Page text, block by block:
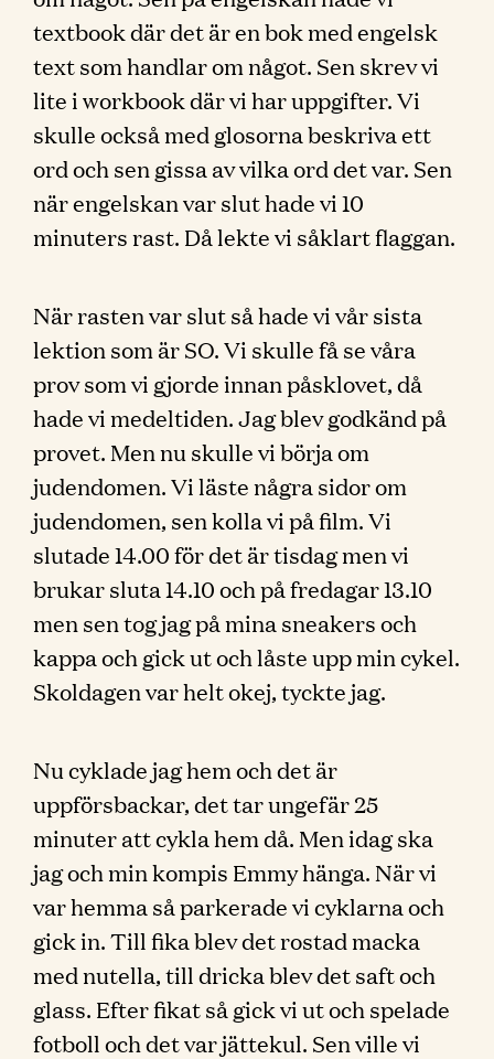
textbook där det är en bok med engelsk
text som handlar om något. Sen skrev vi
lite i workbook där vi har uppgifter. Vi
skulle också med glosorna beskriva ett
ord och sen gissa av vilka ord det var. Sen
när engelskan var slut hade vi 10
minuters rast. Då lekte vi såklart flaggan.
När rasten var slut så hade vi vår sista
lektion som är SO. Vi skulle få se våra
prov som vi gjorde innan påsklovet, då
hade vi medeltiden. Jag blev godkänd på
provet. Men nu skulle vi börja om
judendomen. Vi läste några sidor om
judendomen, sen kolla vi på film. Vi
slutade 14.00 för det är tisdag men vi
brukar sluta 14.10 och på fredagar 13.10
men sen tog jag på mina sneakers och
kappa och gick ut och låste upp min cykel.
Skoldagen var helt okej, tyckte jag.
Nu cyklade jag hem och det är
uppförsbackar, det tar ungefär 25
minuter att cykla hem då. Men idag ska
jag och min kompis Emmy hänga. När vi
var hemma så parkerade vi cyklarna och
gick in. Till fika blev det rostad macka
med nutella, till dricka blev det saft och
glass. Efter fikat så gick vi ut och spelade
fotboll och det var jättekul. Sen ville vi